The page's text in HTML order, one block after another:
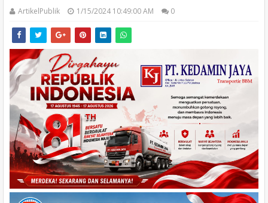
ArtikelPublik 1/15/2024 10:49:00 AM 0